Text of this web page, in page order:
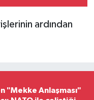
ardından
"Mekke Anlaşması"